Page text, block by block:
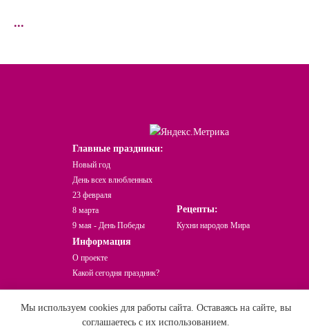
...
Мы используем cookies для работы сайта. Оставаясь на сайте, вы
соглашаетесь с их использованием.
Главные праздники:
Новый год
День всех влюбленных
23 февраля
8 марта
9 мая - День Победы
Рецепты:
Кухни народов Мира
Информация
О проекте
Какой сегодня праздник?
и перепечатке материала активная ссылка